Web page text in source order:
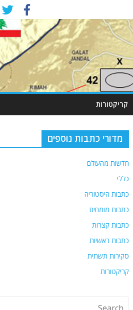
קריקטורות
מדורי כתבות נוספים
חדשות מהעולם
כללי
כתבות היסטוריה
כתבות מומחים
כתבות קצרות
כתבות ראשיות
סקירות תשתית
קריקטורות